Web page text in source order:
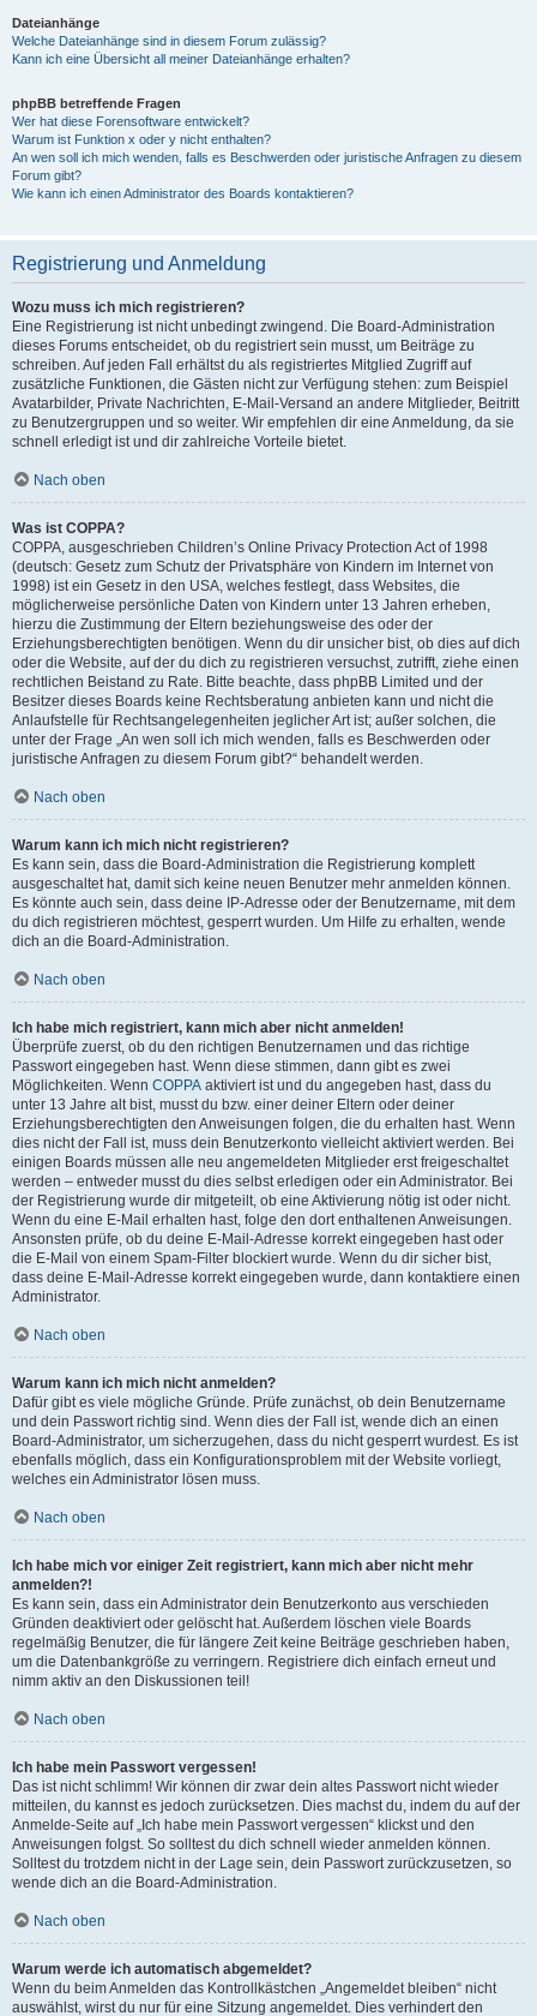
Dateianhänge
Welche Dateianhänge sind in diesem Forum zulässig?
Kann ich eine Übersicht all meiner Dateianhänge erhalten?
phpBB betreffende Fragen
Wer hat diese Forensoftware entwickelt?
Warum ist Funktion x oder y nicht enthalten?
An wen soll ich mich wenden, falls es Beschwerden oder juristische Anfragen zu diesem
Forum gibt?
Wie kann ich einen Administrator des Boards kontaktieren?
Registrierung und Anmeldung
Wozu muss ich mich registrieren?
Eine Registrierung ist nicht unbedingt zwingend. Die Board-Administration
dieses Forums entscheidet, ob du registriert sein musst, um Beiträge zu
schreiben. Auf jeden Fall erhältst du als registriertes Mitglied Zugriff auf
zusätzliche Funktionen, die Gästen nicht zur Verfügung stehen: zum Beispiel
Avatarbilder, Private Nachrichten, E-Mail-Versand an andere Mitglieder, Beitritt
zu Benutzergruppen und so weiter. Wir empfehlen dir eine Anmeldung, da sie
schnell erledigt ist und dir zahlreiche Vorteile bietet.
Nach oben
Was ist COPPA?
COPPA, ausgeschrieben Children’s Online Privacy Protection Act of 1998
(deutsch: Gesetz zum Schutz der Privatsphäre von Kindern im Internet von
1998) ist ein Gesetz in den USA, welches festlegt, dass Websites, die
möglicherweise persönliche Daten von Kindern unter 13 Jahren erheben,
hierzu die Zustimmung der Eltern beziehungsweise des oder der
Erziehungsberechtigten benötigen. Wenn du dir unsicher bist, ob dies auf dich
oder die Website, auf der du dich zu registrieren versuchst, zutrifft, ziehe einen
rechtlichen Beistand zu Rate. Bitte beachte, dass phpBB Limited und der
Besitzer dieses Boards keine Rechtsberatung anbieten kann und nicht die
Anlaufstelle für Rechtsangelegenheiten jeglicher Art ist; außer solchen, die
unter der Frage „An wen soll ich mich wenden, falls es Beschwerden oder
juristische Anfragen zu diesem Forum gibt?“ behandelt werden.
Nach oben
Warum kann ich mich nicht registrieren?
Es kann sein, dass die Board-Administration die Registrierung komplett
ausgeschaltet hat, damit sich keine neuen Benutzer mehr anmelden können.
Es könnte auch sein, dass deine IP-Adresse oder der Benutzername, mit dem
du dich registrieren möchtest, gesperrt wurden. Um Hilfe zu erhalten, wende
dich an die Board-Administration.
Nach oben
Ich habe mich registriert, kann mich aber nicht anmelden!
Überprüfe zuerst, ob du den richtigen Benutzernamen und das richtige
Passwort eingegeben hast. Wenn diese stimmen, dann gibt es zwei
Möglichkeiten. Wenn COPPA aktiviert ist und du angegeben hast, dass du
unter 13 Jahre alt bist, musst du bzw. einer deiner Eltern oder deiner
Erziehungsberechtigten den Anweisungen folgen, die du erhalten hast. Wenn
dies nicht der Fall ist, muss dein Benutzerkonto vielleicht aktiviert werden. Bei
einigen Boards müssen alle neu angemeldeten Mitglieder erst freigeschaltet
werden – entweder musst du dies selbst erledigen oder ein Administrator. Bei
der Registrierung wurde dir mitgeteilt, ob eine Aktivierung nötig ist oder nicht.
Wenn du eine E-Mail erhalten hast, folge den dort enthaltenen Anweisungen.
Ansonsten prüfe, ob du deine E-Mail-Adresse korrekt eingegeben hast oder
die E-Mail von einem Spam-Filter blockiert wurde. Wenn du dir sicher bist,
dass deine E-Mail-Adresse korrekt eingegeben wurde, dann kontaktiere einen
Administrator.
Nach oben
Warum kann ich mich nicht anmelden?
Dafür gibt es viele mögliche Gründe. Prüfe zunächst, ob dein Benutzername
und dein Passwort richtig sind. Wenn dies der Fall ist, wende dich an einen
Board-Administrator, um sicherzugehen, dass du nicht gesperrt wurdest. Es ist
ebenfalls möglich, dass ein Konfigurationsproblem mit der Website vorliegt,
welches ein Administrator lösen muss.
Nach oben
Ich habe mich vor einiger Zeit registriert, kann mich aber nicht mehr
anmelden?!
Es kann sein, dass ein Administrator dein Benutzerkonto aus verschieden
Gründen deaktiviert oder gelöscht hat. Außerdem löschen viele Boards
regelmäßig Benutzer, die für längere Zeit keine Beiträge geschrieben haben,
um die Datenbankgröße zu verringern. Registriere dich einfach erneut und
nimm aktiv an den Diskussionen teil!
Nach oben
Ich habe mein Passwort vergessen!
Das ist nicht schlimm! Wir können dir zwar dein altes Passwort nicht wieder
mitteilen, du kannst es jedoch zurücksetzen. Dies machst du, indem du auf der
Anmelde-Seite auf „Ich habe mein Passwort vergessen“ klickst und den
Anweisungen folgst. So solltest du dich schnell wieder anmelden können.
Solltest du trotzdem nicht in der Lage sein, dein Passwort zurückzusetzen, so
wende dich an die Board-Administration.
Nach oben
Warum werde ich automatisch abgemeldet?
Wenn du beim Anmelden das Kontrollkästchen „Angemeldet bleiben“ nicht
auswählst, wirst du nur für eine Sitzung angemeldet. Dies verhindert den